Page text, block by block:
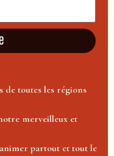
de toutes les régions
merveilleux et
partout et tout le